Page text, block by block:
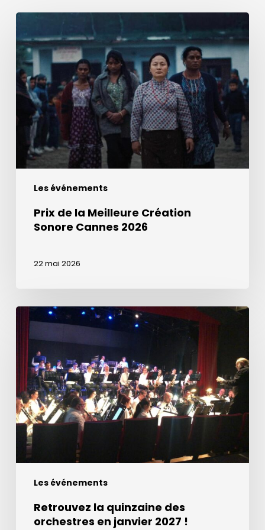
Les événements
la
Meilleure
Création
Sonore
Cannes
2026
Prix de la Meilleure Création
Sonore Cannes 2026
22 mai 2026
Les événements
Retrouvez
quinzaine
orchestres
en
janvier
2027
Retrouvez la quinzaine des
orchestres en janvier 2027 !